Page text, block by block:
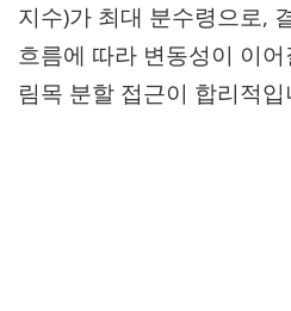
지수)가 최대 분수령으로,
흐름에 따라 변동성이 이
림목 분할 접근이 합리적입